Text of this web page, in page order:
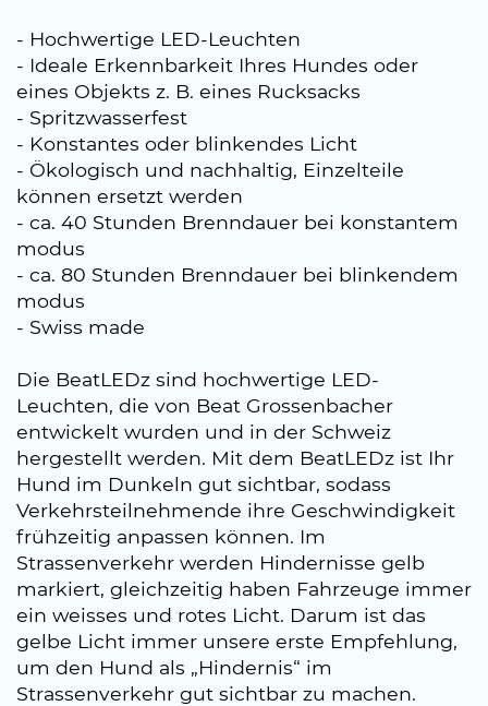
- Hochwertige LED-Leuchten
- Ideale Erkennbarkeit Ihres Hundes oder
eines Objekts z. B. eines Rucksacks
- Spritzwasserfest
- Konstantes oder blinkendes Licht
- Ökologisch und nachhaltig, Einzelteile
können ersetzt werden
- ca. 40 Stunden Brenndauer bei konstantem
modus
- ca. 80 Stunden Brenndauer bei blinkendem
modus
- Swiss made
Die BeatLEDz sind hochwertige LED-
Leuchten, die von Beat Grossenbacher
entwickelt wurden und in der Schweiz
hergestellt werden. Mit dem BeatLEDz ist Ihr
Hund im Dunkeln gut sichtbar, sodass
Verkehrsteilnehmende ihre Geschwindigkeit
frühzeitig anpassen können. Im
Strassenverkehr werden Hindernisse gelb
markiert, gleichzeitig haben Fahrzeuge immer
ein weisses und rotes Licht. Darum ist das
gelbe Licht immer unsere erste Empfehlung,
um den Hund als „Hindernis“ im
Strassenverkehr gut sichtbar zu machen.